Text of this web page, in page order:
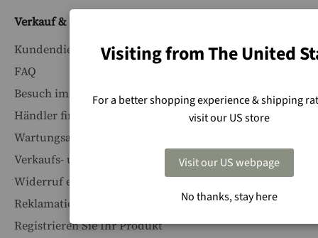
Verkauf & Support
Kundendienst
FAQ
Besuch im Showroom buchen
Händler finden
Wartungsanleitungen
Verkaufs- und Lieferbedingungen
Widerruf einreichen
Reklamation erstellen
Registrieren Sie Ihr Produkt
Visiting from The United
For a better shopping experience & shipping
visit our US store
Visit our US webpage
No thanks, stay here